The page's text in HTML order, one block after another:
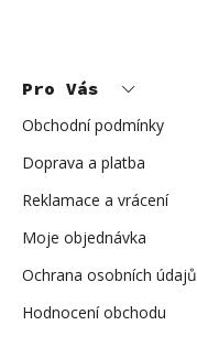
Pro Vás
Obchodní podmínky
Doprava a platba
Reklamace a vrácení
Moje objednávka
Ochrana osobních údajů
Hodnocení obchodu